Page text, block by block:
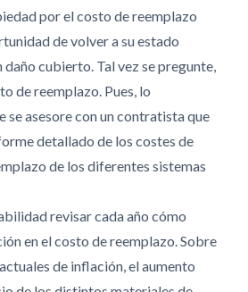
por el costo de reemplazo
de volver a su estado
cubierto. Tal vez se pregunte,
de reemplazo. Pues, lo
se asesore con un contratista que
detallado de los costes de
de los diferentes sistemas
revisar cada año cómo
en el costo de reemplazo. Sobre
de inflación, el aumento